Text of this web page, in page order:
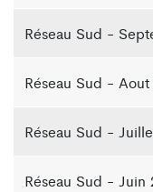
Réseau Sud -
Réseau Sud -
Réseau Sud -
Réseau Sud - Juin